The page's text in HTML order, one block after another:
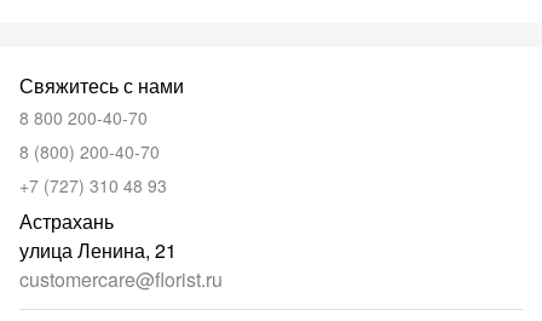
Свяжитесь с нами
8 800 200-40-70
8 (800) 200-40-70
+7 (727) 310 48 93
Астрахань
улица Ленина, 21
customercare@florist.ru